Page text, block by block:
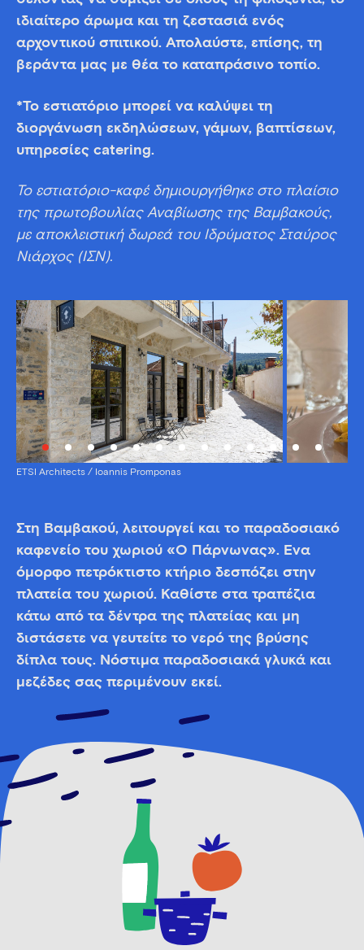
ιδιαίτερο άρωμα και τη ζεστασιά ενός
αρχοντικού σπιτικού. Απολαύστε, επίσης, τη
βεράντα μας με θέα το καταπράσινο τοπίο.
*Το εστιατόριο μπορεί να καλύψει τη
διοργάνωση εκδηλώσεων, γάμων, βαπτίσεων,
υπηρεσίες catering.
Το εστιατόριο-καφέ δημιουργήθηκε στο πλαίσιο
της πρωτοβουλίας Αναβίωσης της Βαμβακούς,
με αποκλειστική δωρεά του Ιδρύματος Σταύρος
Νιάρχος (ΙΣΝ).
ETSI Architects / Ioannis Promponas
Στη Βαμβακού, λειτουργεί και το παραδοσιακό
καφενείο του χωριού «Ο Πάρνωνας». Ένα
όμορφο πετρόκτιστο κτήριο δεσπόζει στην
πλατεία του χωριού. Καθίστε στα τραπέζια
κάτω από τα δέντρα της πλατείας και μη
διστάσετε να γευτείτε το νερό της βρύσης
δίπλα τους. Νόστιμα παραδοσιακά γλυκά και
μεζέδες σας περιμένουν εκεί.